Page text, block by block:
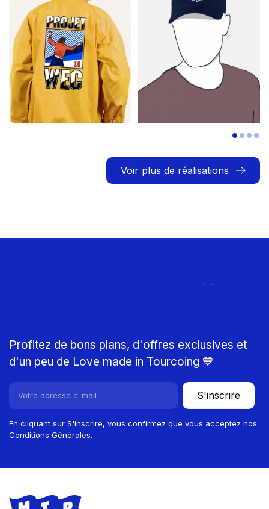
slide1 to 2 of 8
Personnalisez son
Read more Vivez un
Voir plus de réalisations
Rejoignez le Club
Profitez de bons plans, d'offres exclusives et
d'un peu de Love made in Tourcoing 💙
S'inscrire
En cliquant sur S'inscrire, vous confirmez que vous acceptez nos
Conditions Générales.
Footer
Store information